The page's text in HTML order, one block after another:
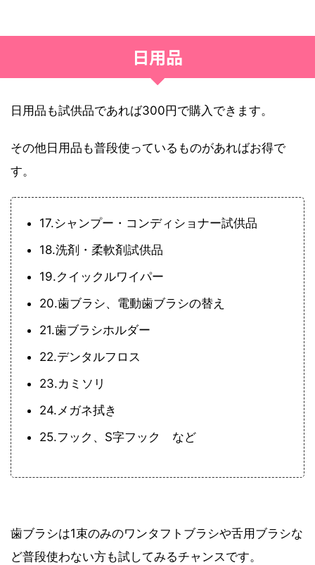
日用品
日用品も試供品であれば300円で購入できます。
その他日用品も普段使っているものがあればお得で
す。
17.シャンプー・コンディショナー試供品
18.洗剤・柔軟剤試供品
19.クイックルワイパー
20.歯ブラシ、電動歯ブラシの替え
21.歯ブラシホルダー
22.デンタルフロス
23.カミソリ
24.メガネ拭き
25.フック、S字フック など
歯ブラシは1束のみのワンタフトブラシや舌用ブラシな
ど普段使わない方も試してみるチャンスです。